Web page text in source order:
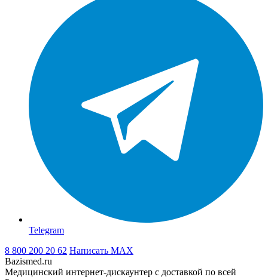
Telegram
8 800 200 20 62 Написать MAX
Bazismed.ru
Медицинский интернет-дискаунтер с доставкой по всей